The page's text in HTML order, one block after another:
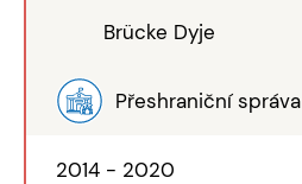
Brücke Dyje
Přeshraniční správa
2014 - 2020